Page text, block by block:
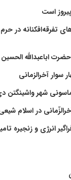
است
تفرقه‌افکنانه در
اباعبدالله الحسین
آخرالزمانی
شهر واشينگتن
در اسلام
انرژی و زنجیره